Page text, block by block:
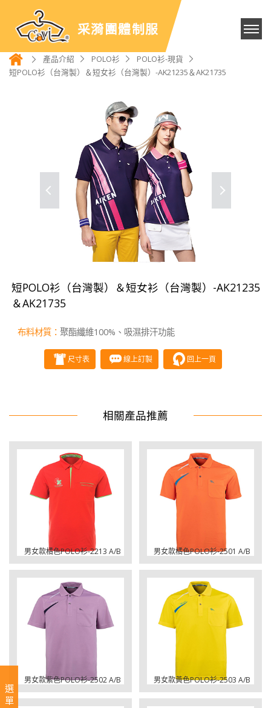
采漪團體制服
選單
產品介紹 POLO衫
POLO衫-現貨
短POLO衫（台灣製）＆短女衫（台灣製）-AK21235＆AK21735
短POLO衫（台灣製）＆短女衫（台灣製）-AK21235
＆AK21735
布料材質：聚酯纖維100%、吸濕排汗功能
尺寸表 線上訂製 回上一頁
相關產品推薦
男女款橘色POLO衫-2213 A/B 男女款橘色POLO衫-2501 A/B
男女款紫色POLO衫-2502 A/B 男女款黃色POLO衫-2503 A/B